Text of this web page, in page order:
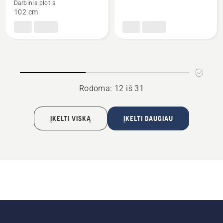
apie
Skarifikatorius
Darbinis plotis
102 cm
Rodoma: 12 iš 31
ĮKELTI VISKĄ ĮKELTI DAUGIAU